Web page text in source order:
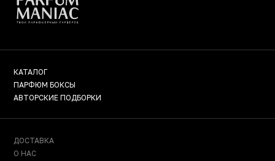
КАТАЛОГ
ПАРФЮМ БОКСЫ
АВТОРСКИЕ ПОДБОРКИ
ДОСТАВКА
О НАС